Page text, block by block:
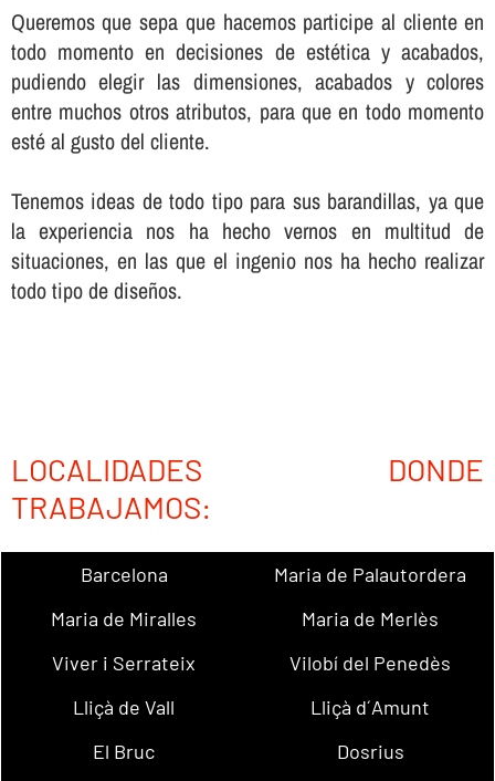
Queremos que sepa que hacemos participe al cliente en
todo momento en decisiones de estética y acabados,
pudiendo elegir las dimensiones, acabados y colores
entre muchos otros atributos, para que en todo momento
esté al gusto del cliente.
Tenemos ideas de todo tipo para sus barandillas, ya que
la experiencia nos ha hecho vernos en multitud de
situaciones, en las que el ingenio nos ha hecho realizar
todo tipo de diseños.
LOCALIDADES DONDE
TRABAJAMOS:
Barcelona
Maria de Palautordera
Maria de Miralles
Maria de Merlès
Viver i Serrateix
Vilobí del Penedès
Lliçà de Vall
Lliçà d´Amunt
El Bruc
Dosrius